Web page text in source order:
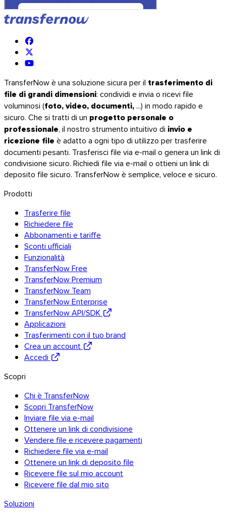
TransferNow è una soluzione sicura per il trasferimento di
file di grandi dimensioni: condividi e invia o ricevi file
voluminosi (foto, video, documenti,...) in modo rapido e
sicuro. Che si tratti di un progetto personale o
professionale, il nostro strumento intuitivo di invio e
ricezione file è adatto a ogni tipo di utilizzo per trasferire
documenti pesanti. Trasferisci file via e-mail o genera un link di
condivisione sicuro. Richiedi file via e-mail o ottieni un link di
deposito file sicuro. TransferNow è semplice, veloce e sicuro.
Prodotti
Trasferire file
Richiedere file
Abbonamenti e tariffe
Sconti ufficiali
Funzionalità
TransferNow Free
TransferNow Premium
TransferNow Team
TransferNow Enterprise
TransferNow API/SDK
Applicazioni
Trasferimenti con il tuo brand
Crea un account
Accedi
Scopri
Chi è TransferNow
Scopri TransferNow
Inviare file via e-mail
Ottenere un link di condivisione
Vendere file e ricevere pagamenti
Richiedere file via e-mail
Ottenere un link di deposito file
Ricevere file sul mio account
Ricevere file dal mio sito
Soluzioni